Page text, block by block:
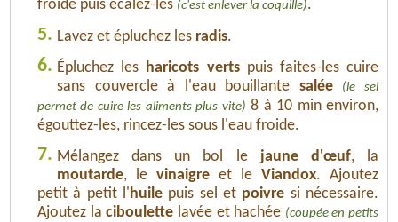
froide puis écalez-les (c'est enlever la coquille).
5. Lavez et épluchez les radis.
6. Épluchez les haricots vertspuis faites-les cuire
sans couvercle à l'eau bouillante salée
(le sel
permet de cuire les aliments plus vite) 8 à 10 min environ,
égouttez-les, rincez-les sous l'eau froide.
7. Mélangez dans un bol le jaune d'œuf, la
moutarde, le vinaigre et le Viandox. Ajoutez
petit à petit l' huile puis sel et poivre si nécessaire.
Ajoutez laciboulette lavée et hachée (coupée en petits